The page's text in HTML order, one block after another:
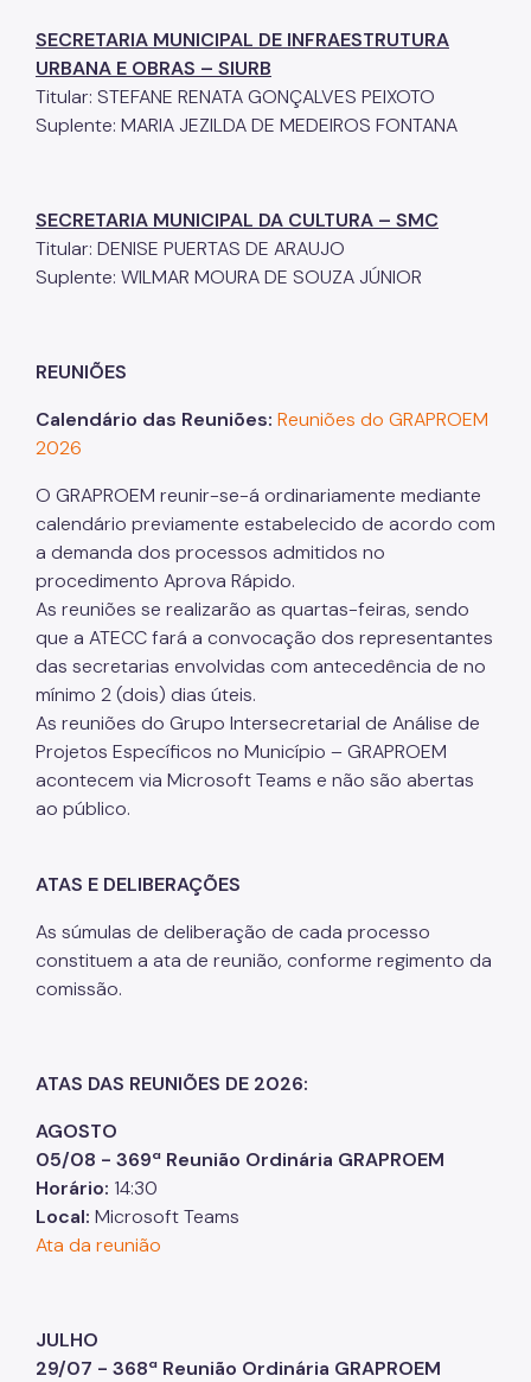
SECRETARIA MUNICIPAL DE INFRAESTRUTURA
URBANA E OBRAS – SIURB
Titular: STEFANE RENATA GONÇALVES PEIXOTO
Suplente: MARIA JEZILDA DE MEDEIROS FONTANA
SECRETARIA MUNICIPAL DA CULTURA – SMC
Titular: DENISE PUERTAS DE ARAUJO
Suplente: WILMAR MOURA DE SOUZA JÚNIOR
REUNIÕES
Calendário das Reuniões: Reuniões do GRAPROEM
2026
O GRAPROEM reunir-se-á ordinariamente mediante
calendário previamente estabelecido de acordo com
a demanda dos processos admitidos no
procedimento Aprova Rápido.
As reuniões se realizarão as quartas-feiras, sendo
que a ATECC fará a convocação dos representantes
das secretarias envolvidas com antecedência de no
mínimo 2 (dois) dias úteis.
As reuniões do Grupo Intersecretarial de Análise de
Projetos Específicos no Município – GRAPROEM
acontecem via Microsoft Teams e não são abertas
ao público.
ATAS E DELIBERAÇÕES
As súmulas de deliberação de cada processo
constituem a ata de reunião, conforme regimento da
comissão.
ATAS DAS REUNIÕES DE 2026:
AGOSTO
05/08 - 369ª Reunião Ordinária GRAPROEM
Horário: 14:30
Local: Microsoft Teams
Ata da reunião
JULHO
29/07 - 368ª Reunião Ordinária GRAPROEM